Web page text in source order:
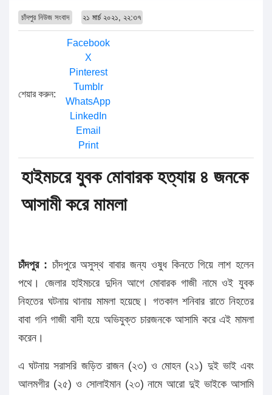
চাঁদপুর নিউজ সংবাদ ২১ মার্চ ২০২১, ২২:৩৭
শেয়ার করুন:
Facebook
X
Pinterest
Tumblr
WhatsApp
LinkedIn
Email
Print
হাইমচরে যুবক মোবারক হত্যায় ৪ জনকে
আসামী করে মামলা
চাঁদপুর : চাঁদপুরে অসুস্থ বাবার জন্য ওষুধ কিনতে গিয়ে লাশ হলেন
পথে। জেলার হাইমচরে দুদিন আগে মোবারক গাজী নামে ওই যুবক
নিহতের ঘটনায় থানায় মামলা হয়েছে। গতকাল শনিবার রাতে নিহতের
বাবা গনি গাজী বাদী হয়ে অভিযুক্ত চারজনকে আসামি করে এই মামলা
করেন।
এ ঘটনায় সরাসরি জড়িত রাজন (২৩) ও মোহন (২১) দুই ভাই এবং
আলমগীর (২৫) ও সোলাইমান (২৩) নামে আরো দুই ভাইকে আসামি